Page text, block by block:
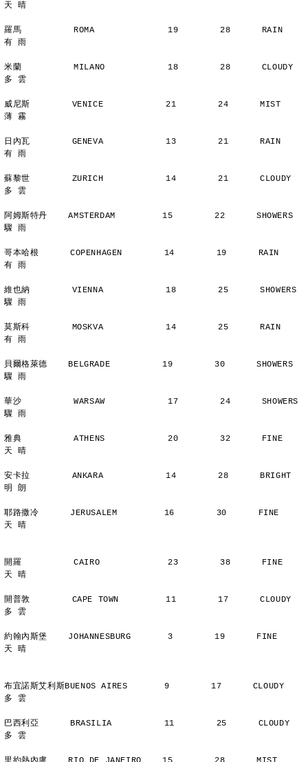
天 晴
羅馬          ROMA              19        28      RAIN
有 雨
米蘭          MILANO            18        28      CLOUDY
多 雲
威尼斯        VENICE            21        24      MIST
薄 霧
日內瓦        GENEVA            13        21      RAIN
有 雨
蘇黎世        ZURICH            14        21      CLOUDY
多 雲
阿姆斯特丹    AMSTERDAM         15        22      SHOWERS
驟 雨
哥本哈根      COPENHAGEN        14        19      RAIN
有 雨
維也納        VIENNA            18        25      SHOWERS
驟 雨
莫斯科        MOSKVA            14        25      RAIN
有 雨
貝爾格萊德    BELGRADE          19        30      SHOWERS
驟 雨
華沙          WARSAW            17        24      SHOWERS
驟 雨
雅典          ATHENS            20        32      FINE
天 晴
安卡拉        ANKARA            14        28      BRIGHT
明 朗
耶路撒冷      JERUSALEM         16        30      FINE
天 晴
開羅          CAIRO             23        38      FINE
天 晴
開普敦        CAPE TOWN         11        17      CLOUDY
多 雲
約翰內斯堡    JOHANNESBURG       3        19      FINE
天 晴
布宜諾斯艾利斯BUENOS AIRES       9        17      CLOUDY
多 雲
巴西利亞      BRASILIA          11        25      CLOUDY
多 雲